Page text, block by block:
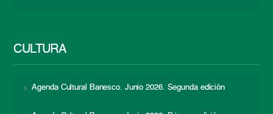
CULTURA
Agenda Cultural Banesco. Junio 2026. Segunda edición